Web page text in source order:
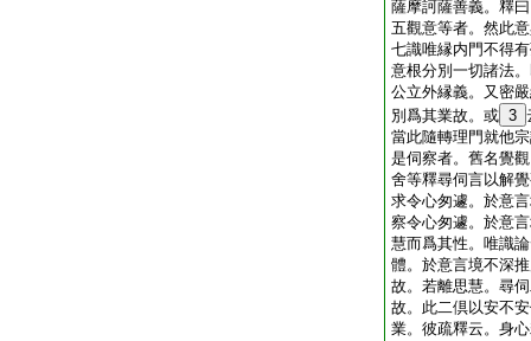
薩摩訶薩善義。釋
五觀意等者。然此
七識唯縁内門不得
意根分別一切諸法
公立外縁義。又密
別爲其業故。或 3
當此隨轉理門就他
是伺察者。舊名覺
舍等釋尋伺言以解
求令心匆遽。於意
察令心匆遽。於意
慧而爲其性。唯識
體。於意言境不深
故。若離思慧。尋
故。此二倶以安不
業。彼疏釋云。身